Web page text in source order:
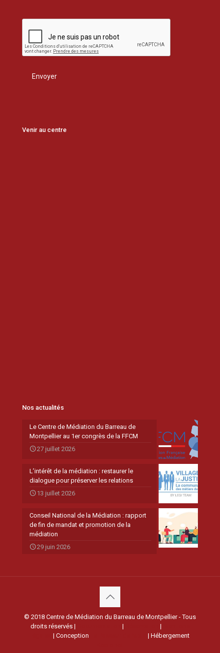
Venir au centre
Nos actualités
Le Centre de Médiation du Barreau de
Montpellier au 1er congrès de la FFCM
27 juillet 2026
L’intérêt de la médiation : restaurer le
dialogue pour préserver les relations
13 juillet 2026
Conseil National de la Médiation : rapport
de fin de mandat et promotion de la
médiation
29 juin 2026
© 2018 Centre de Médiation du Barreau de Montpellier - Tous
droits réservés |
| |
| Conception
| Hébergement